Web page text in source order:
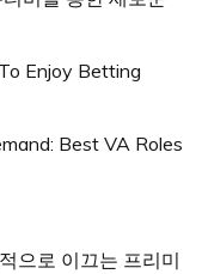
Enjoy Betting
Best VA Roles
으로 이끄는 프리미